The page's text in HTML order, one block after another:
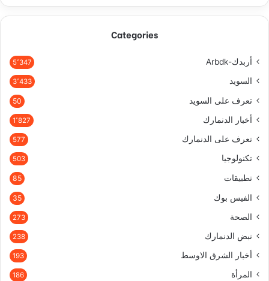
Categories
أربدك-Arbdk 5٬347
السويد 3٬433
تعرف على السويد 50
أخبار الدنمارك 1٬827
تعرف على الدنمارك 577
تكنولوجيا 503
تطبيقات 85
الفيس بوك 35
الصحة 273
نبض الدنمارك 238
أخبار الشرق الاوسط 193
المرأة 186